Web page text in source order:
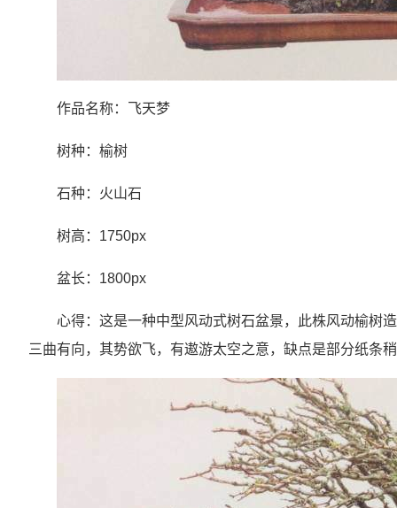
作品名称：飞天梦
树种：榆树
石种：火山石
树高：1750px
盆长：1800px
心得：这是一种中型风动式树石盆景，此株风动榆树
三曲有向，其势欲飞，有遨游太空之意，缺点是部分纸条